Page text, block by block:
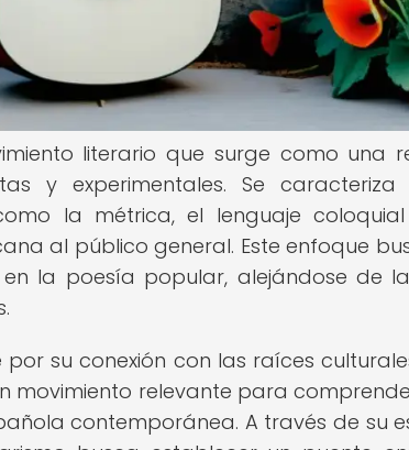
literario que surge como una
y experimentales. Se
la métrica, el lenguaje
al público general. Este enfoque
la poesía popular, alejándose de
su conexión con las raíces
movimiento relevante para
contemporánea. A través de su